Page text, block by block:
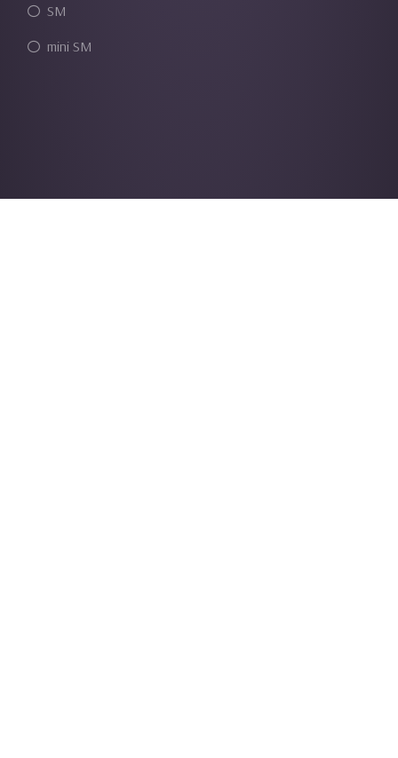
SM
mini SM